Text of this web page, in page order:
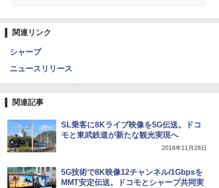
関連リンク
シャープ
ニュースリリース
関連記事
SL乗客に8Kライブ映像を5G伝送。ドコ
モと東武鉄道が新たな観光実現へ
2018年11月28日
5G技術で8K映像12チャンネル/1Gbpsを
MMT安定伝送。ドコモとシャープ共同実